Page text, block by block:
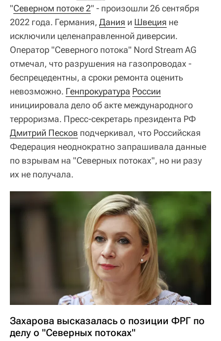
"Северном потоке 2" - произошли 26 сентября
2022 года. Германия, Дания и Швеция не
исключили целенаправленной диверсии.
Оператор "Северного потока" Nord Stream AG
отмечал, что разрушения на газопроводах -
беспрецедентны, а сроки ремонта оценить
невозможно. Генпрокуратура России
инициировала дело об акте международного
терроризма. Пресс-секретарь президента РФ
Дмитрий Песков подчеркивал, что Российская
Федерация неоднократно запрашивала данные
по взрывам на "Северных потоках", но ни разу
их не получала.
Захарова высказалась о позиции ФРГ по
делу о "Северных потоках"